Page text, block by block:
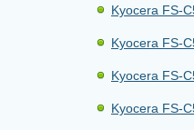
Kyocera FS-
Kyocera FS-
Kyocera FS-
Kyocera FS-